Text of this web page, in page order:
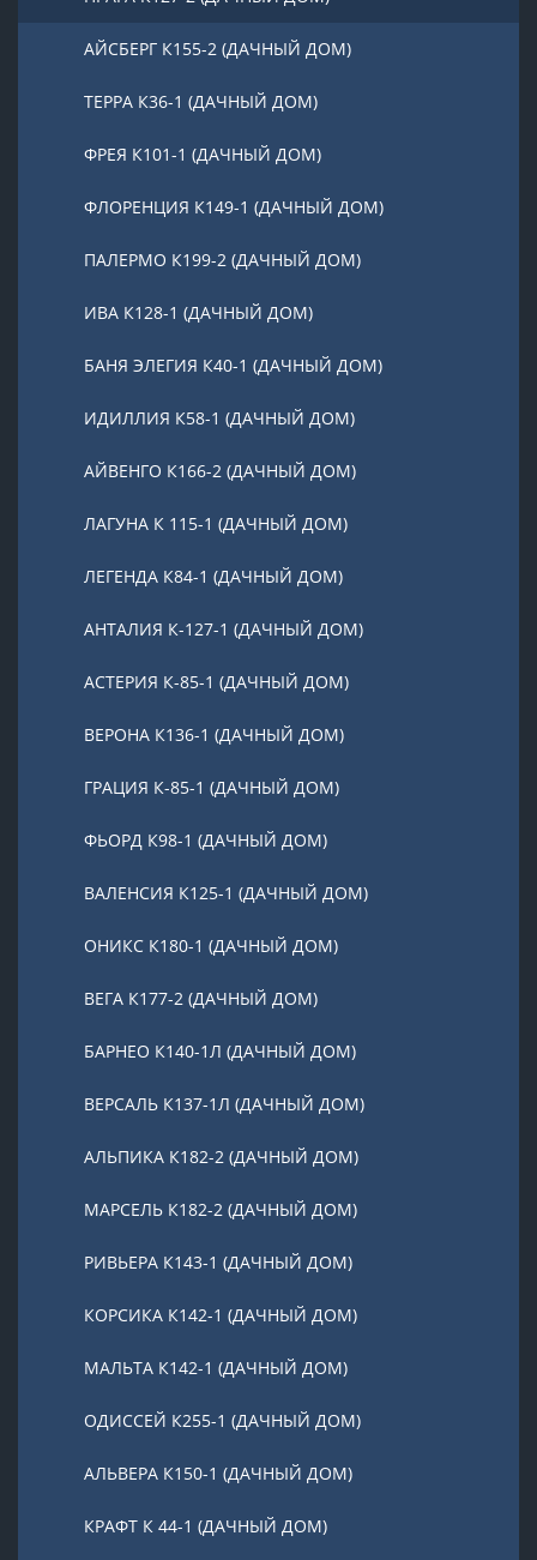
АЙСБЕРГ К155-2 (ДАЧНЫЙ ДОМ)
ТЕРРА К36-1 (ДАЧНЫЙ ДОМ)
ФРЕЯ К101-1 (ДАЧНЫЙ ДОМ)
ФЛОРЕНЦИЯ К149-1 (ДАЧНЫЙ ДОМ)
ПАЛЕРМО К199-2 (ДАЧНЫЙ ДОМ)
ИВА К128-1 (ДАЧНЫЙ ДОМ)
БАНЯ ЭЛЕГИЯ К40-1 (ДАЧНЫЙ ДОМ)
ИДИЛЛИЯ К58-1 (ДАЧНЫЙ ДОМ)
АЙВЕНГО К166-2 (ДАЧНЫЙ ДОМ)
ЛАГУНА К 115-1 (ДАЧНЫЙ ДОМ)
ЛЕГЕНДА К84-1 (ДАЧНЫЙ ДОМ)
АНТАЛИЯ К-127-1 (ДАЧНЫЙ ДОМ)
АСТЕРИЯ К-85-1 (ДАЧНЫЙ ДОМ)
ВЕРОНА К136-1 (ДАЧНЫЙ ДОМ)
ГРАЦИЯ К-85-1 (ДАЧНЫЙ ДОМ)
ФЬОРД К98-1 (ДАЧНЫЙ ДОМ)
ВАЛЕНСИЯ К125-1 (ДАЧНЫЙ ДОМ)
ОНИКС К180-1 (ДАЧНЫЙ ДОМ)
ВЕГА К177-2 (ДАЧНЫЙ ДОМ)
БАРНЕО К140-1Л (ДАЧНЫЙ ДОМ)
ВЕРСАЛЬ К137-1Л (ДАЧНЫЙ ДОМ)
АЛЬПИКА К182-2 (ДАЧНЫЙ ДОМ)
МАРСЕЛЬ К182-2 (ДАЧНЫЙ ДОМ)
РИВЬЕРА К143-1 (ДАЧНЫЙ ДОМ)
КОРСИКА К142-1 (ДАЧНЫЙ ДОМ)
МАЛЬТА К142-1 (ДАЧНЫЙ ДОМ)
ОДИССЕЙ К255-1 (ДАЧНЫЙ ДОМ)
АЛЬВЕРА К150-1 (ДАЧНЫЙ ДОМ)
КРАФТ К 44-1 (ДАЧНЫЙ ДОМ)